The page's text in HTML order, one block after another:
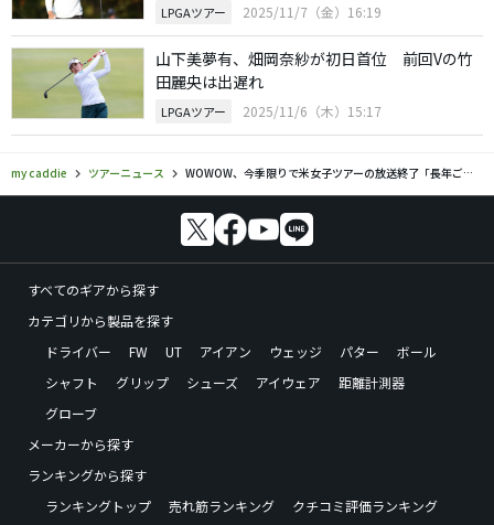
LPGAツアー 2025/11/7（金）16:19
山下美夢有、畑岡奈紗が初日首位 前回Vの竹
田麗央は出遅れ
LPGAツアー 2025/11/6（木）15:17
my caddie ツアーニュース WOWOW、今季限りで米女子ツアーの放送終了「長年ご視聴頂いた皆様に感謝」
すべてのギアから探す
カテゴリから製品を探す
ドライバー
FW UT アイアン ウェッジ パター
ボール
シャフト
グリップ シューズ アイウェア
距離計測器
グローブ
メーカーから探す
ランキングから探す
ランキングトップ
売れ筋ランキング
クチコミ評価ランキング